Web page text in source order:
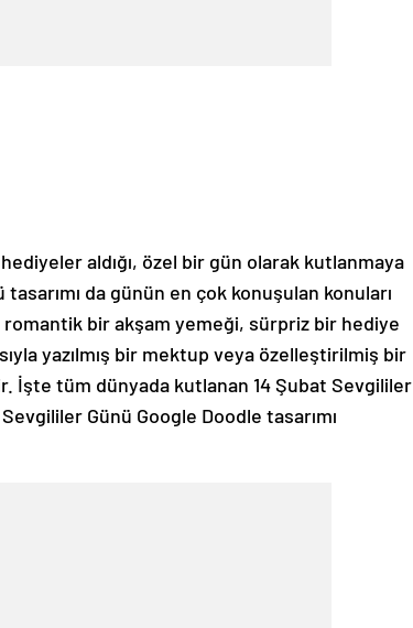
aldığı, özel bir gün olarak kutlanmaya
da günün en çok konuşulan konuları
bir akşam yemeği, sürpriz bir hediye
yazılmış bir mektup veya özelleştirilmiş bir
İşte tüm dünyada kutlanan 14 Şubat Sevgililer
Günü Google Doodle tasarımı